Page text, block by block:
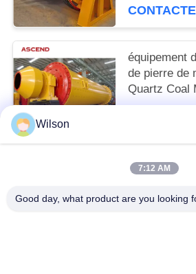
équipement
de pierre de
Quartz Coal
Per Hour
Wilson
7:12 AM
Good day, what product are you looking